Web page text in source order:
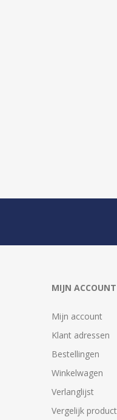
MIJN ACCOUNT
Mijn account
Klant adressen
Bestellingen
Winkelwagen
Verlanglijst
Vergelijk